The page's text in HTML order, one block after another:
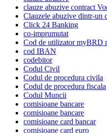
clauze abuzive contract
Clauzele abuzive dintr-un
Click 24 Banking
co-imprumutat
Cod de utilizator myBRD
cod IBAN
codebitor
Codul Civil
Codul de procedura civila
Codul de procedura fiscala
Codul Muncii
comisioane bancare
comisioane bancare
comisioane card bancar
comisioane card euro